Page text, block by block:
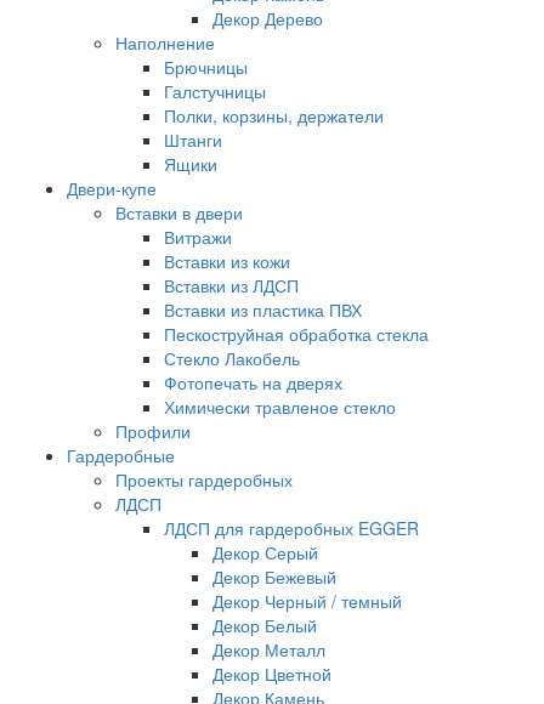
Декор Дерево
Наполнение
Брючницы
Галстучницы
Полки, корзины, держатели
Штанги
Ящики
Двери-купе
Вставки в двери
Витражи
Вставки из кожи
Вставки из ЛДСП
Вставки из пластика ПВХ
Пескоструйная обработка стекла
Стекло Лакобель
Фотопечать на дверях
Химически травленое стекло
Профили
Гардеробные
Проекты гардеробных
ЛДСП
ЛДСП для гардеробных EGGER
Декор Серый
Декор Бежевый
Декор Черный / темный
Декор Белый
Декор Металл
Декор Цветной
Декор Камень